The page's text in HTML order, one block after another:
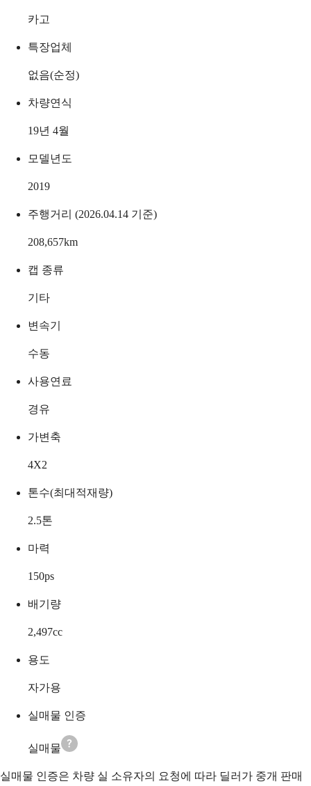
카고
특장업체
없음(순정)
차량연식
19년 4월
모델년도
2019
주행거리 (2026.04.14 기준)
208,657km
캡 종류
기타
변속기
수동
사용연료
경유
가변축
4X2
톤수(최대적재량)
2.5톤
마력
150ps
배기량
2,497cc
용도
자가용
실매물 인증
실매물
실매물 인증은 차량 실 소유자의 요청에 따라 딜러가 중개 판매